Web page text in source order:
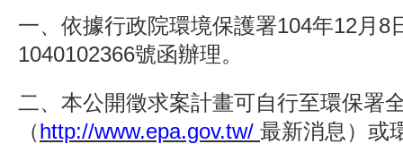
一、依據行政院環境保護署104年12月8
1040102366號函辦理。
二、本公開徵求案計畫可自行至環保署
（http://www.epa.gov.tw/ 最新消息）或